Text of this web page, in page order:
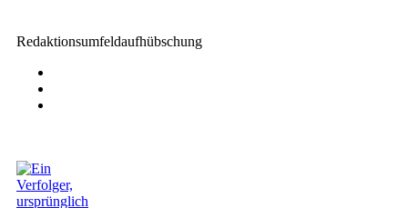
Redaktionsumfeldaufhübschung